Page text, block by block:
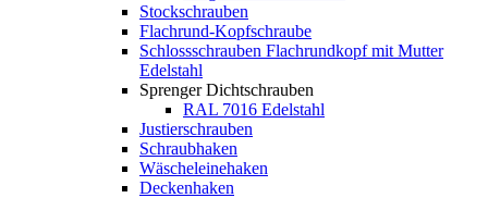
Stockschrauben
Flachrund-Kopfschraube
Schlossschrauben Flachrundkopf mit Mutter
Edelstahl
Sprenger Dichtschrauben
RAL 7016 Edelstahl
Justierschrauben
Schraubhaken
Wäscheleinehaken
Deckenhaken